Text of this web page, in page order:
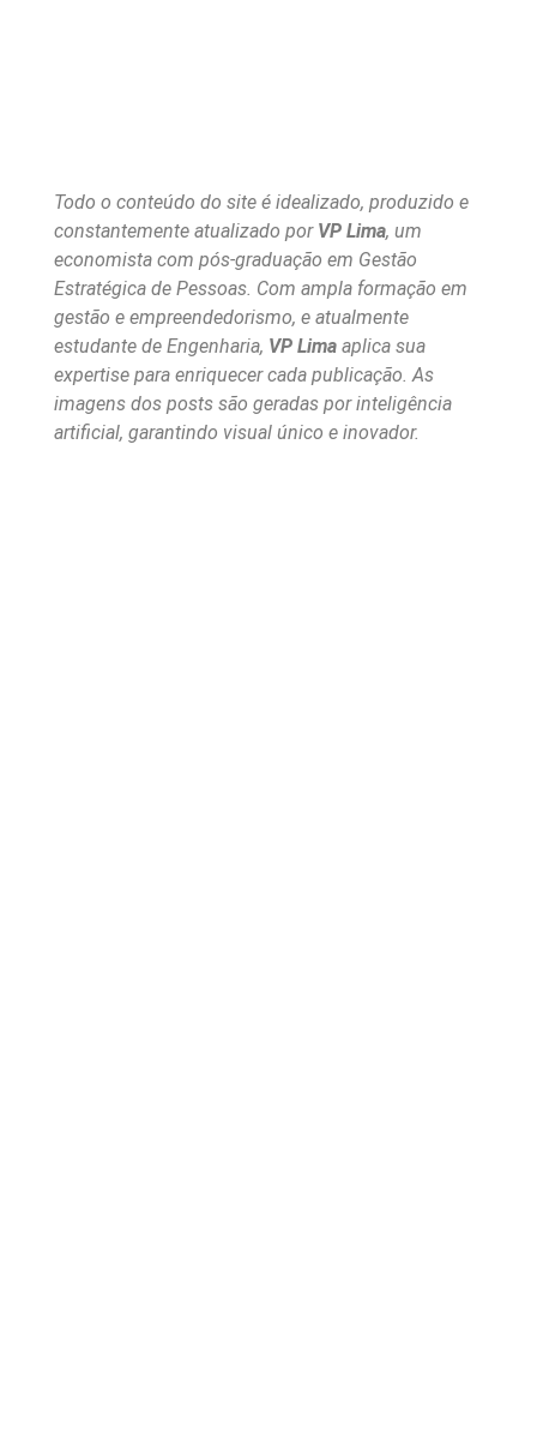
Todo o conteúdo do site é idealizado, produzido e
constantemente atualizado por VP Lima, um
economista com pós-graduação em Gestão
Estratégica de Pessoas. Com ampla formação em
gestão e empreendedorismo, e atualmente
estudante de Engenharia, VP Lima aplica sua
expertise para enriquecer cada publicação. As
imagens dos posts são geradas por inteligência
artificial, garantindo visual único e inovador.